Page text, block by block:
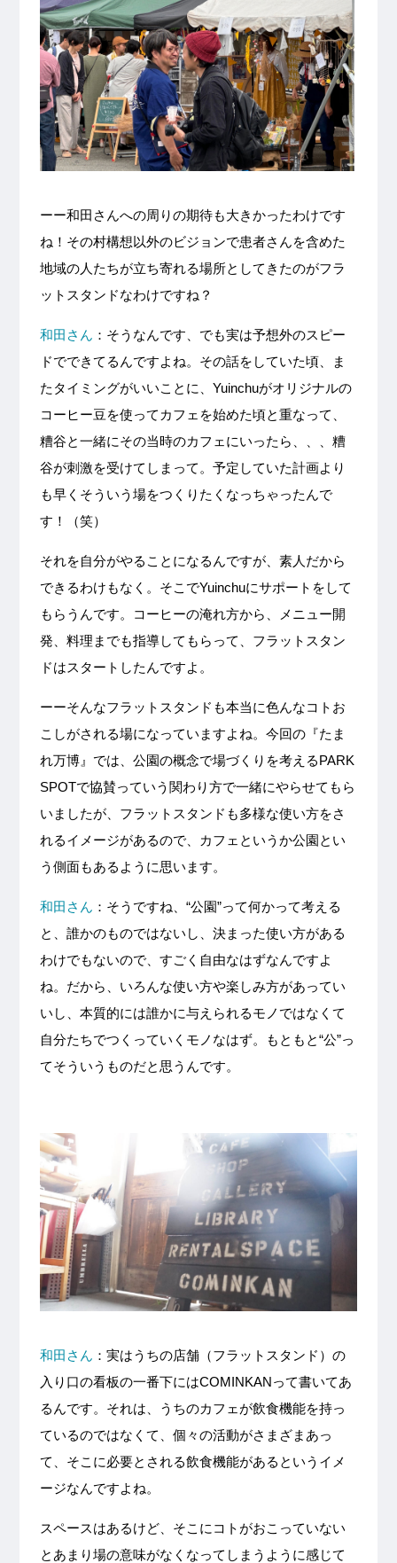
ーー和田さんへの周りの期待も大きかったわけです
ね！その村構想以外のビジョンで患者さんを含めた
地域の人たちが立ち寄れる場所としてきたのがフラ
ットスタンドなわけですね？
和田さん ：そうなんです、でも実は予想外のスピー
ドでできてるんですよね。その話をしていた頃、ま
たタイミングがいいことに、Yuinchuがオリジナルの
コーヒー豆を使ってカフェを始めた頃と重なって、
糟谷と一緒にその当時のカフェにいったら、、、糟
谷が刺激を受けてしまって。予定していた計画より
も早くそういう場をつくりたくなっちゃったんで
す！（笑）
それを自分がやることになるんですが、素人だから
できるわけもなく。そこでYuinchuにサポートをして
もらうんです。コーヒーの淹れ方から、メニュー開
発、料理までも指導してもらって、フラットスタン
ドはスタートしたんですよ。
ーーそんなフラットスタンドも本当に色んなコトお
こしがされる場になっていますよね。今回の『たま
れ万博』では、公園の概念で場づくりを考えるPARK
SPOTで協賛っていう関わり方で一緒にやらせてもら
いましたが、フラットスタンドも多様な使い方をさ
れるイメージがあるので、カフェというか公園とい
う側面もあるように思います。
和田さん ：そうですね、“公園”って何かって考える
と、誰かのものではないし、決まった使い方がある
わけでもないので、すごく自由なはずなんですよ
ね。だから、いろんな使い方や楽しみ方があってい
いし、本質的には誰かに与えられるモノではなくて
自分たちでつくっていくモノなはず。もともと“公”っ
てそういうものだと思うんです。
和田さん ：実はうちの店舗（フラットスタンド）の
入り口の看板の一番下にはCOMINKANって書いてあ
るんです。それは、うちのカフェが飲食機能を持っ
ているのではなくて、個々の活動がさまざまあっ
て、そこに必要とされる飲食機能があるというイメ
ージなんですよね。
スペースはあるけど、そこにコトがおこっていない
とあまり場の意味がなくなってしまうように感じて